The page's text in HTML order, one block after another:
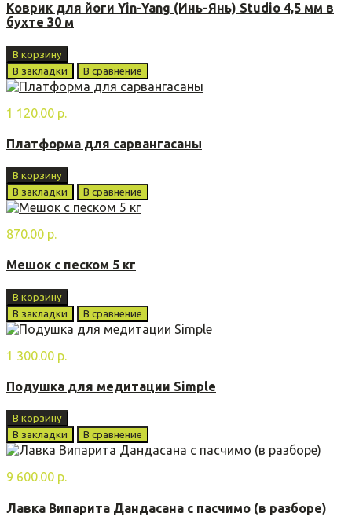
Коврик для йоги Yin-Yang (Инь-Янь) Studio 4,5 мм в
бухте 30 м
В корзину
В закладки
В сравнение
1 120.00 р.
Платформа для сарвангасаны
В корзину
В закладки
В сравнение
870.00 р.
Мешок с песком 5 кг
В корзину
В закладки
В сравнение
1 300.00 р.
Подушка для медитации Simple
В корзину
В закладки
В сравнение
9 600.00 р.
Лавка Випарита Дандасана с пасчимо (в разборе)